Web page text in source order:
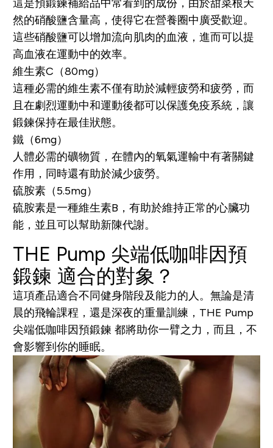
這是預鍛鍊補給品中常看到的成份，由於甜菜根天
然的硝酸鹽含量高，使得它在營養圈中廣受歡迎。
這些硝酸鹽可以增加流向肌肉的血液，進而可以提
高血液在運動中的效率。
維生素C（80mg）
這種必需的維生素不僅有助於減輕疲勞和疲勞，而
且在劇烈運動中和運動後都可以保護免疫系統，讓
鍛鍊保持在最佳狀態。
鐵（6mg）
人體必需的礦物質，在體內的氧氣運輸中有著關鍵
作用，同時還有助於減少疲勞。
硫胺素（5.5mg）
硫胺素是一種維生素B，有助於維持正常的心臟功
能，並且可以幫助新陳代謝。
THE Pump 尖端低咖啡因預
鍛鍊 適合的對象？
這項產品適合不同健身階段及能力的人。無論是清
晨的飛輪課程，還是深夜的重量訓練，THE Pump
尖端低咖啡因預鍛鍊 都將助你一臂之力，而且，不
會影響到你的睡眠。